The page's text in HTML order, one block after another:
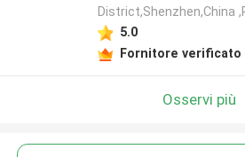
District,Shenzhen,China
5.0
Fornitore verificato
Osservi più